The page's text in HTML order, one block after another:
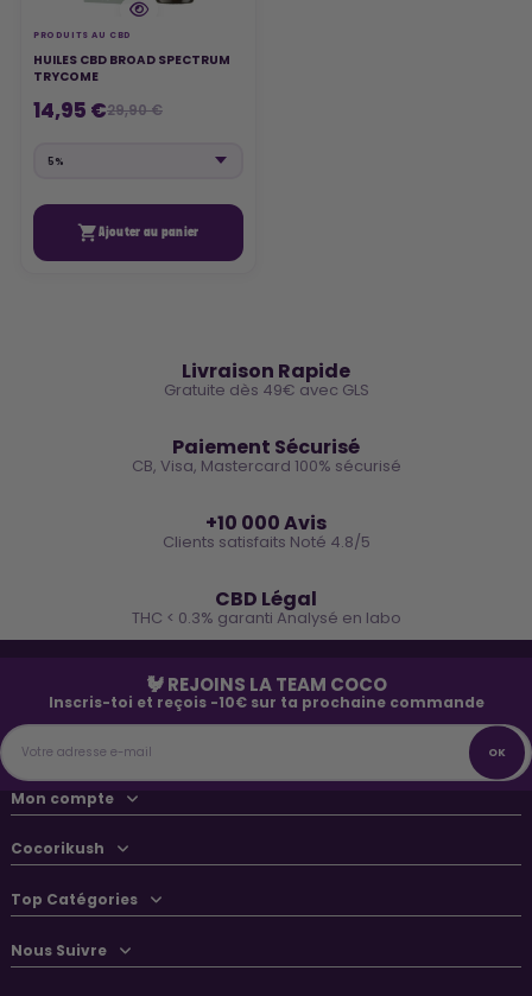
PRODUITS AU CBD
HUILES CBD BROAD SPECTRUM
TRYCOME
14,95 €29,90 €
Ajouter au panier
Livraison Rapide
Gratuite dès 49€ avec GLS
Paiement Sécurisé
CB, Visa, Mastercard 100% sécurisé
+10 000 Avis
Clients satisfaits Noté 4.8/5
CBD Légal
THC < 0.3% garanti Analysé en labo
🐓 REJOINS LA TEAM COCO
Inscris-toi et reçois -10€ sur ta prochaine commande
Mon compte
Cocorikush
Top Catégories
Nous Suivre